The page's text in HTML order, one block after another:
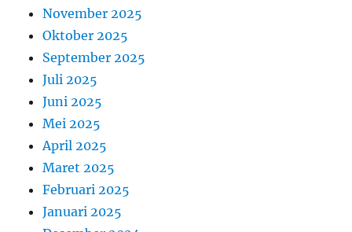
November 2025
Oktober 2025
September 2025
Juli 2025
Juni 2025
Mei 2025
April 2025
Maret 2025
Februari 2025
Januari 2025